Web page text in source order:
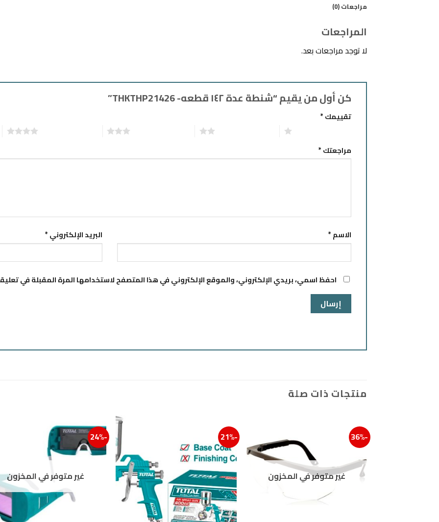
مراجعات (0)
المراجعات
لا توجد مراجعات بعد.
كن أول من يقيم “شنطة عدة ١٤٢ قطعه- THKTHP21426”
تقييمك*
مراجعتك*
الاسم* البريد الإلكتروني*
احفظ اسمي، بريدي الإلكتروني، والموقع الإلكتروني في هذا المتصفح لاستخدامها المرة المقبلة في
منتجات ذات صلة
-36%
إضافة إلى قائمة الرغبات
غير متوفر في المخزون
-21%
إضافة إلى قائمة الرغبات
-24%
غير متوفر في المخزون